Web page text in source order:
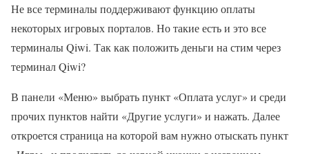
Не все терминалы поддерживают функцию оплаты
некоторых игровых порталов. Но такие есть и это все
терминалы Qiwi. Так как положить деньги на стим через
терминал Qiwi?
В панели «Меню» выбрать пункт «Оплата услуг» и среди
прочих пунктов найти «Другие услуги» и нажать. Далее
откроется страница на которой вам нужно отыскать пункт